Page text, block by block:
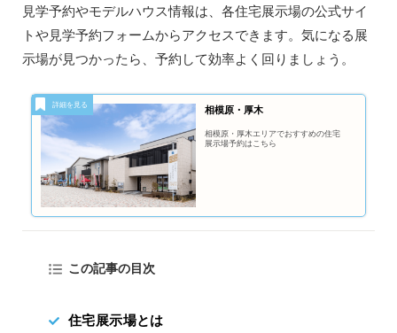
見学予約やモデルハウス情報は、各住宅展示場の公式サイ
トや見学予約フォームからアクセスできます。気になる展
示場が見つかったら、予約して効率よく回りましょう。
相模原・厚木
相模原・厚木エリアでおすすめの住宅
展示場予約はこちら
この記事の目次
住宅展示場とは